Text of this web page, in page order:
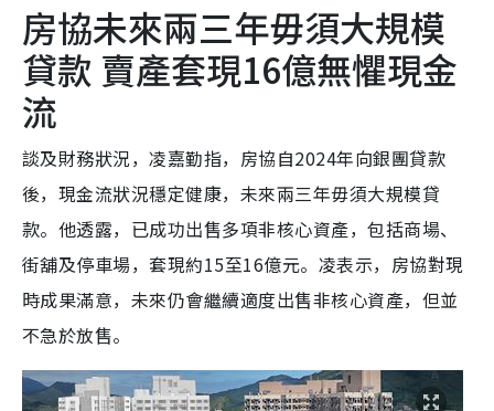
房協未來兩三年毋須大規模
貸款 賣產套現16億無懼現金
流
談及財務狀況，凌嘉勤指，房協自2024年向銀團貸款
後，現金流狀況穩定健康，未來兩三年毋須大規模貸
款。他透露，已成功出售多項非核心資產，包括商場、
街舖及停車場，套現約15至16億元。凌表示，房協對現
時成果滿意，未來仍會繼續適度出售非核心資產，但並
不急於放售。